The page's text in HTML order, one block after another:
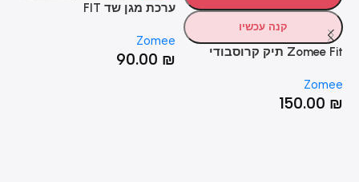
קנה עכשיו
Zomee Fit תיק קרוסבודי
Zomee
150.00 ₪
ערכת מגן שד FIT
Zomee
90.00 ₪